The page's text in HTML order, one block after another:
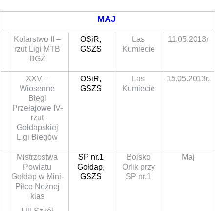
MAJ
Kolarstwo II –
rzut Ligi MTB
BGŻ
OSiR,
GSZS
Las
Kumiecie
11.05.2013r
XXV –
Wiosenne
Biegi
Przełajowe IV-
rzut
Gołdapskiej
Ligi Biegów
OSiR,
GSZS
Las
Kumiecie
15.05.2013r.
Mistrzostwa
Powiatu
Gołdap w Mini-
Piłce Nożnej
klas
SP nr.1
Gołdap,
GSZS
Boisko
Orlik przy
SP nr.1
Maj